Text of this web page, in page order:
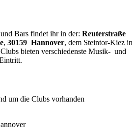
Bars findet ihr in der: Reuterstraße
, 30159 Hannover, dem Steintor-Kiez in
bieten verschiedenste Musik- und
um die Clubs vorhanden